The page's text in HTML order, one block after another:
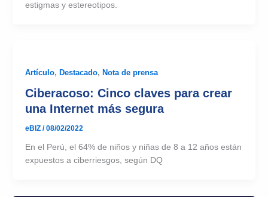
estigmas y estereotipos.
Artículo, Destacado, Nota de prensa
Ciberacoso: Cinco claves para crear
una Internet más segura
eBIZ /08/02/2022
En el Perú, el 64% de niños y niñas de 8 a 12 años están
expuestos a ciberriesgos, según DQ